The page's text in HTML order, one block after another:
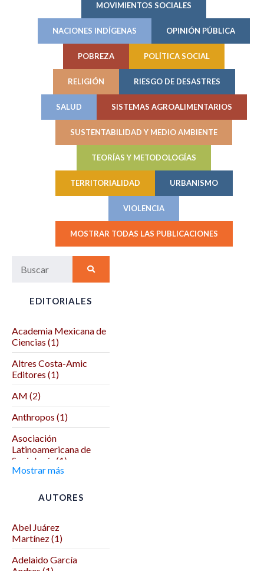
MOVIMIENTOS SOCIALES
NACIONES INDÍGENAS OPINIÓN PÚBLICA
POBREZA POLÍTICA SOCIAL
RELIGIÓN RIESGO DE DESASTRES
SALUD SISTEMAS AGROALIMENTARIOS
SUSTENTABILIDAD Y MEDIO AMBIENTE
TEORÍAS Y METODOLOGÍAS
TERRITORIALIDAD URBANISMO
VIOLENCIA
MOSTRAR TODAS LAS PUBLICACIONES
EDITORIALES
Academia Mexicana de
Ciencias (1)
Altres Costa-Amic
Editores (1)
AM (2)
Anthropos (1)
Asociación
Latinoamericana de
Sociología (1)
de Ciencias Políticas (1)
Benemérita Universidad
Autónoma de Puebla (2)
Benemérita y
Mostrar más
AUTORES
Abel Juárez
Martínez (1)
Adelaido García